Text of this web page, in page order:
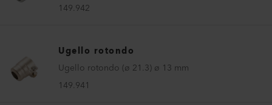
149.942
Ugello rotondo
Ugello rotondo (ø 21.3) ø 13 mm
149.941